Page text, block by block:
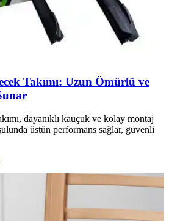
Takımı: Uzun Ömürlü ve
dayanıklı kauçuk ve kolay montaj
üstün performans sağlar, güvenli